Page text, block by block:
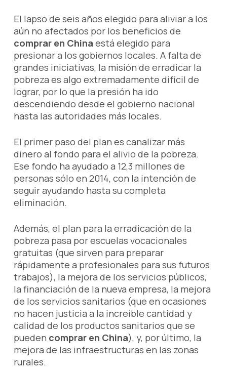
El lapso de seis años elegido para aliviar a los
aún no afectados por los beneficios de
comprar en China está elegido para
presionar a los gobiernos locales. A falta de
grandes iniciativas, la misión de erradicar la
pobreza es algo extremadamente difícil de
lograr, por lo que la presión ha ido
descendiendo desde el gobierno nacional
hasta las autoridades más locales.
El primer paso del plan es canalizar más
dinero al fondo para el alivio de la pobreza.
Ese fondo ha ayudado a 12,3 millones de
personas sólo en 2014, con la intención de
seguir ayudando hasta su completa
eliminación.
Además, el plan para la erradicación de la
pobreza pasa por escuelas vocacionales
gratuitas (que sirven para preparar
rápidamente a profesionales para sus futuros
trabajos), la mejora de los servicios públicos,
la financiación de la nueva empresa, la mejora
de los servicios sanitarios (que en ocasiones
no hacen justicia a la increíble cantidad y
calidad de los productos sanitarios que se
pueden comprar en China), y, por último, la
mejora de las infraestructuras en las zonas
rurales.